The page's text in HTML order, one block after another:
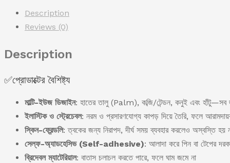
Description
Reviews (0)
Description
✅প্রোডাক্টের বৈশিষ্ট্য
মাল্টি-ইউজ ডিজাইন: হাতের তালু (Palm), কব্জি/টেন্ডন, কনুই এবং হাঁটু—সব
ইলাস্টিক ও স্ট্রেচেবল: নরম ও প্রসারণযোগ্য কাপড় দিয়ে তৈরি, ফলে
স্কিন-ফ্রেন্ডলি: ত্বকের জন্য নিরাপদ, দীর্ঘ সময় ব্যবহার করলেও অস্বস্তি হয়
সেল্ফ-অ্যাডহেসিভ (Self-adhesive): আলাদা করে পিন বা টেপের
ব্রিদেবল ম্যাটেরিয়াল: বাতাস চলাচল করতে পারে, ফলে ঘাম জমে না